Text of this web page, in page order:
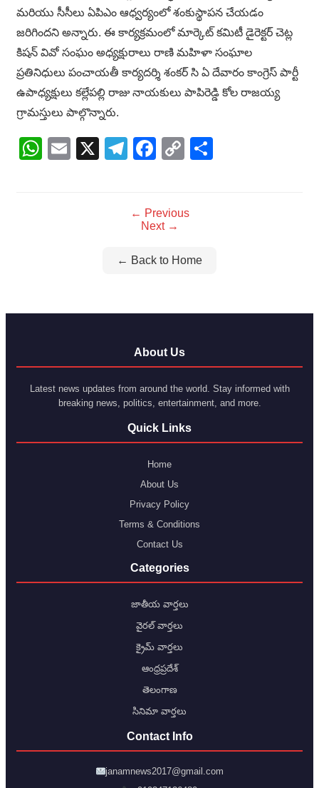
మరియు సీసీలు ఏపిఎం ఆధ్వర్యంలో శంకుస్థాపన చేయడం
జరిగిందని అన్నారు. ఈ కార్యక్రమంలో మార్కెట్ కమిటీ డైరెక్టర్ చెట్ల
కిషన్ వివో సంఘం అధ్యక్షురాలు రాణి మహిళా సంఘాల
ప్రతినిధులు పంచాయతీ కార్యదర్శి శంకర్ సి ఏ దేవారం కాంగ్రెస్ పార్టీ
ఉపాధ్యక్షులు కల్లేపల్లి రాజు నాయకులు పాపిరెడ్డి కోల రాజయ్య
గ్రామస్తులు పాల్గొన్నారు.
WhatsApp
Email
X Telegram
Facebook
Copy
← Previous
Next →
← Back to Home
About Us
Latest news updates from around the world. Stay informed with
breaking news, politics, entertainment, and more.
Quick Links
Home
About Us
Privacy Policy
Terms & Conditions
Contact Us
Categories
జాతీయ వార్తలు
వైరల్ వార్తలు
క్రైమ్ వార్తలు
ఆంధ్రప్రదేశ్
తెలంగాణ
సినిమా వార్తలు
Contact Info
janamnews2017@gmail.com